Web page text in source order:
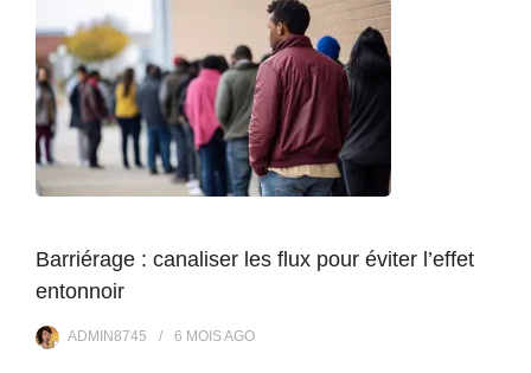
Barriérage : canaliser les flux pour éviter l’effet
entonnoir
ADMIN8745 6 MOISAGO